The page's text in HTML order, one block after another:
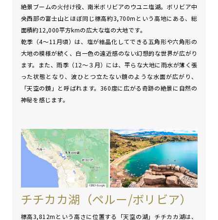
絶景ブームの火付け役、南米ボリビアのウユニ塩湖。ボリビア中
央西部の富士山とほぼ同じ標高約3,700mという高地にある、総
面積約12,000平方kmの広大な塩の大地です。
乾季（4～11月頃）は、塩が結晶化してできる五角形や六角形の
大地の模様が続く、白一色の遠近感のない幻想的な世界が広がり
ます。また、雨季（12～３月）には、平らな大地に雨水が薄く張
った状態となり、波ひとつ立たない鏡のような水面が広がり、
「天空の鏡」と呼ばれます。360度に広がる奇跡の絶景に自然の
神秘を感じます。
チチカカ湖（ペルー/ボリビア）
標高3,812mという高さに位置する「天空の湖」チチカカ湖は、